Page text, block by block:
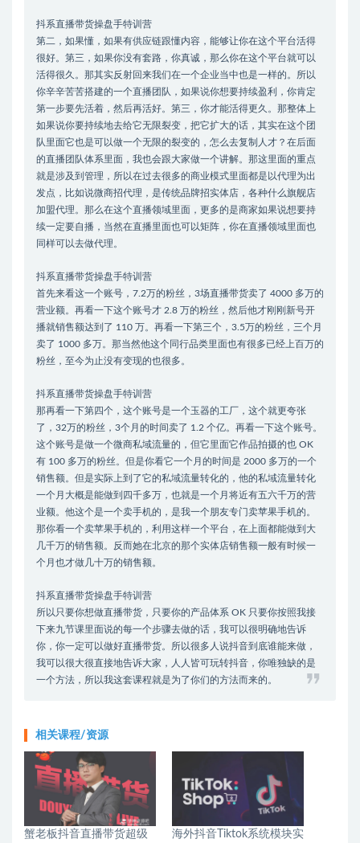
抖系直播带货操盘手特训营
第二，如果懂，如果有供应链跟懂内容，能够让你在这个平台活得
很好。第三，如果你没有套路，你真诚，那么你在这个平台就可以
活得很久。那其实反射回来我们在一个企业当中也是一样的。所以
你辛辛苦苦搭建的一个直播团队，如果说你想要持续盈利，你肯定
第一步要先活着，然后再活好。第三，你才能活得更久。那整体上
如果说你要持续地去给它无限裂变，把它扩大的话，其实在这个团
队里面它也是可以做一个无限的裂变的，怎么去复制人才？在后面
的直播团队体系里面，我也会跟大家做一个讲解。那这里面的重点
就是涉及到管理，所以在过去很多的商业模式里面都是以代理为出
发点，比如说微商招代理，是传统品牌招实体店，各种什么旗舰店
加盟代理。那么在这个直播领域里面，更多的是商家如果说想要持
续一定要自播，当然在直播里面也可以矩阵，你在直播领域里面也
同样可以去做代理。
抖系直播带货操盘手特训营
首先来看这一个账号，7.2万的粉丝，3场直播带货卖了 4000 多万的
营业额。再看一下这个账号才 2.8 万的粉丝，然后他才刚刚新号开
播就销售额达到了 110 万。再看一下第三个，3.5万的粉丝，三个月
卖了 1000 多万。那当然他这个同行品类里面也有很多已经上百万的
粉丝，至今为止没有变现的也很多。
抖系直播带货操盘手特训营
那再看一下第四个，这个账号是一个玉器的工厂，这个就更夸张
了，32万的粉丝，3个月的时间卖了 1.2 个亿。再看一下这个账号。
这个账号是做一个微商私域流量的，但它里面它作品拍摄的也 OK
有 100 多万的粉丝。但是你看它一个月的时间是 2000 多万的一个
销售额。但是实际上到了它的私域流量转化的，他的私域流量转化
一个月大概是能做到四千多万，也就是一个月将近有五六千万的营
业额。他这个是一个卖手机的，是我一个朋友专门卖苹果手机的。
那你看一个卖苹果手机的，利用这样一个平台，在上面都能做到大
几千万的销售额。反而她在北京的那个实体店销售额一般有时候一
个月也才做几十万的销售额。
抖系直播带货操盘手特训营
所以只要你想做直播带货，只要你的产品体系 OK 只要你按照我接
下来九节课里面说的每一个步骤去做的话，我可以很明确地告诉
你，你一定可以做好直播带货。所以很多人说抖音到底谁能来做，
我可以很大很直接地告诉大家，人人皆可玩转抖音，你唯独缺的是
一个方法，所以我这套课程就是为了你们的方法而来的。
相关课程/资源
蟹老板抖音直播带货超级
海外抖音Tiktok系统模块实